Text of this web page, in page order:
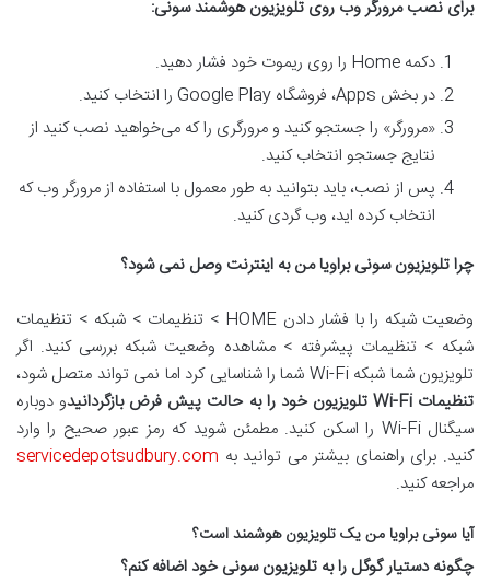
برای نصب مرورگر وب روی تلویزیون هوشمند سونی:
دکمه Home را روی ریموت خود فشار دهید.
در بخش Apps، فروشگاه Google Play را انتخاب کنید.
«مرورگر» را جستجو کنید و مرورگری را که می‌خواهید نصب کنید از
نتایج جستجو انتخاب کنید.
پس از نصب، باید بتوانید به طور معمول با استفاده از مرورگر وب که
انتخاب کرده اید، وب گردی کنید.
چرا تلویزیون سونی براویا من به اینترنت وصل نمی شود؟
وضعیت شبکه را با فشار دادن HOME > تنظیمات > شبکه > تنظیمات
شبکه > تنظیمات پیشرفته > مشاهده وضعیت شبکه بررسی کنید. اگر
تلویزیون شما شبکه Wi-Fi شما را شناسایی کرد اما نمی تواند متصل شود،
تنظیمات Wi-Fi تلویزیون خود را به حالت پیش فرض بازگردانیدو دوباره
سیگنال Wi-Fi را اسکن کنید. مطمئن شوید که رمز عبور صحیح را وارد
کنید. برای راهنمای بیشتر می توانید به servicedepotsudbury.com
مراجعه کنید.
آیا سونی براویا من یک تلویزیون هوشمند است؟
چگونه دستیار گوگل را به تلویزیون سونی خود اضافه کنم؟